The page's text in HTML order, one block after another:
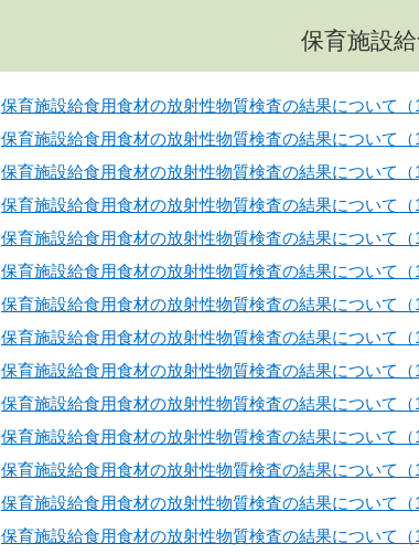
保育施設
保育施設給食用食材の放射性物質検査の結果について（
保育施設給食用食材の放射性物質検査の結果について（
保育施設給食用食材の放射性物質検査の結果について（
保育施設給食用食材の放射性物質検査の結果について（
保育施設給食用食材の放射性物質検査の結果について（
保育施設給食用食材の放射性物質検査の結果について（
保育施設給食用食材の放射性物質検査の結果について（
保育施設給食用食材の放射性物質検査の結果について（
保育施設給食用食材の放射性物質検査の結果について（
保育施設給食用食材の放射性物質検査の結果について（
保育施設給食用食材の放射性物質検査の結果について（
保育施設給食用食材の放射性物質検査の結果について（
保育施設給食用食材の放射性物質検査の結果について（
保育施設給食用食材の放射性物質検査の結果について（